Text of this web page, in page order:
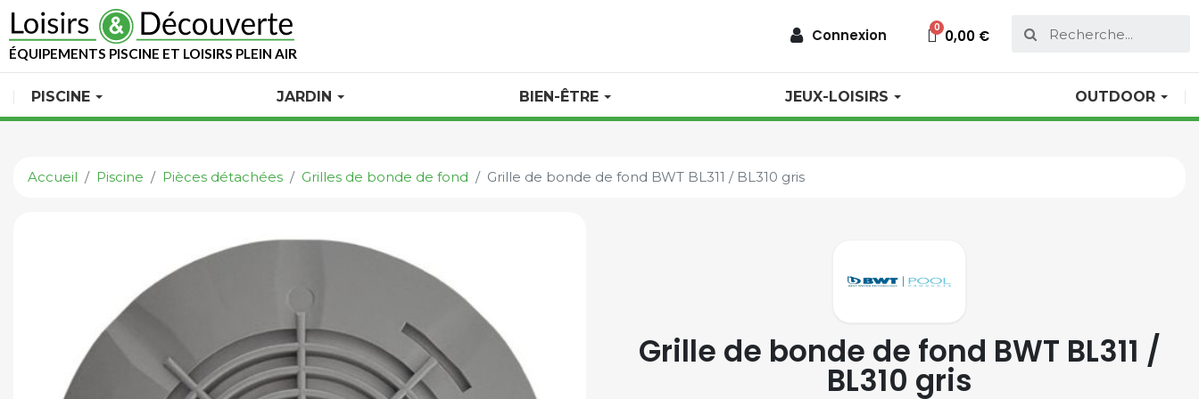
ÉQUIPEMENTS PISCINE ET LOISIRS PLEIN AIR
Connexion 0,00 €
PISCINE JARDIN BIEN-ÊTRE JEUX-LOISIRS OUTDOOR
Accueil Piscine Pièces détachées Grilles de bonde de fond Grille de bonde de fond BWT BL311 / BL310 gris
Grille de bonde de fond BWT BL311 /
BL310 gris